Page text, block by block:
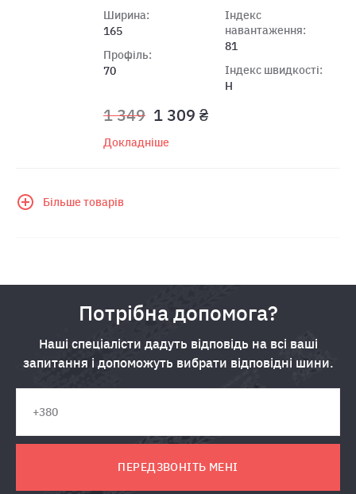
Ширина:
165
Профіль:
70
Індекс
навантаження:
81
Індекс швидкості:
H
1 349 1 309 ₴
Докладніше
Більше товарів
Потрібна допомога?
Наші спеціалісти дадуть відповідь на всі ваші
запитання і допоможуть вибрати відповідні шини.
ПЕРЕДЗВОНІТЬ МЕНІ